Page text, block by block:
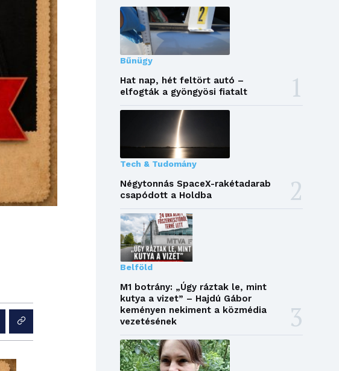
Bűnügy
Hat nap, hét feltört autó –
elfogták a gyöngyösi fiatalt
Tech & Tudomány
Négytonnás SpaceX-rakétadarab
csapódott a Holdba
Belföld
M1 botrány: „Úgy ráztak le, mint
kutya a vizet” – Hajdú Gábor
keményen nekiment a közmédia
vezetésének